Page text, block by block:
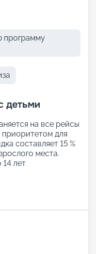
программу
детьми
на все рейсы
приоритетом для
составляет 15 %
места.
14 лет